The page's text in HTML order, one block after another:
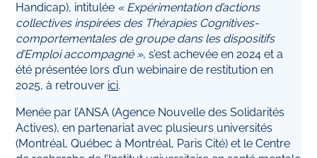
Handicap), intitulée « Expérimentation d’actions
collectives inspirées des Thérapies Cognitives-
comportementales de groupe dans les dispositifs
d’Emploi accompagné », s’est achevée en 2024 et a
été présentée lors d’un webinaire de restitution en
2025, à retrouver ici.
Menée par l’ANSA (Agence Nouvelle des Solidarités
Actives), en partenariat avec plusieurs universités
(Montréal, Québec à Montréal, Paris Cité) et le Centre